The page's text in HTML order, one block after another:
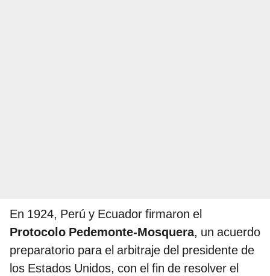
En 1924, Perú y Ecuador firmaron el
Protocolo Pedemonte-Mosquera, un acuerdo
preparatorio para el arbitraje del presidente de
los Estados Unidos, con el fin de resolver el